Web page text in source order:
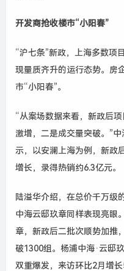
开发商抢收楼市“小阳春”
“沪七条”新政，上海多数项
现量质齐升的运行态势。房
市“小阳春”。
“从案场数据来看，新政后
激增，二是成交量突破。”
示，以安澜上海为例，新政
增长，录得热销约6.3亿元。
陆溢华介绍，在总价千万级
中海云邸玖章同样表现亮眼
章，新政后二批次顺势加推
破1300组。杨浦中海·云邸
双重爆发，来访环比2月增